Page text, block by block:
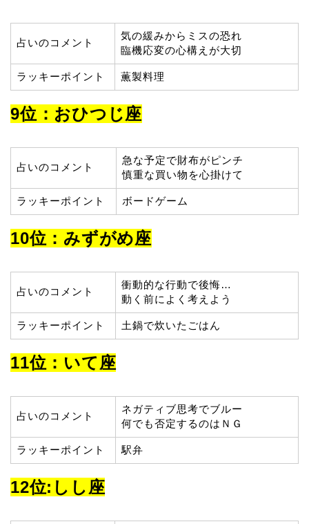
占いのコメント
気の緩みからミスの恐れ
臨機応変の心構えが大切
ラッキーポイント 薫製料理
9位：おひつじ座
占いのコメント
急な予定で財布がピンチ
慎重な買い物を心掛けて
ラッキーポイント ボードゲーム
10位：みずがめ座
占いのコメント
衝動的な行動で後悔…
動く前によく考えよう
ラッキーポイント 土鍋で炊いたごはん
11位：いて座
占いのコメント
ネガティブ思考でブルー
何でも否定するのはＮＧ
ラッキーポイント 駅弁
12位:しし座